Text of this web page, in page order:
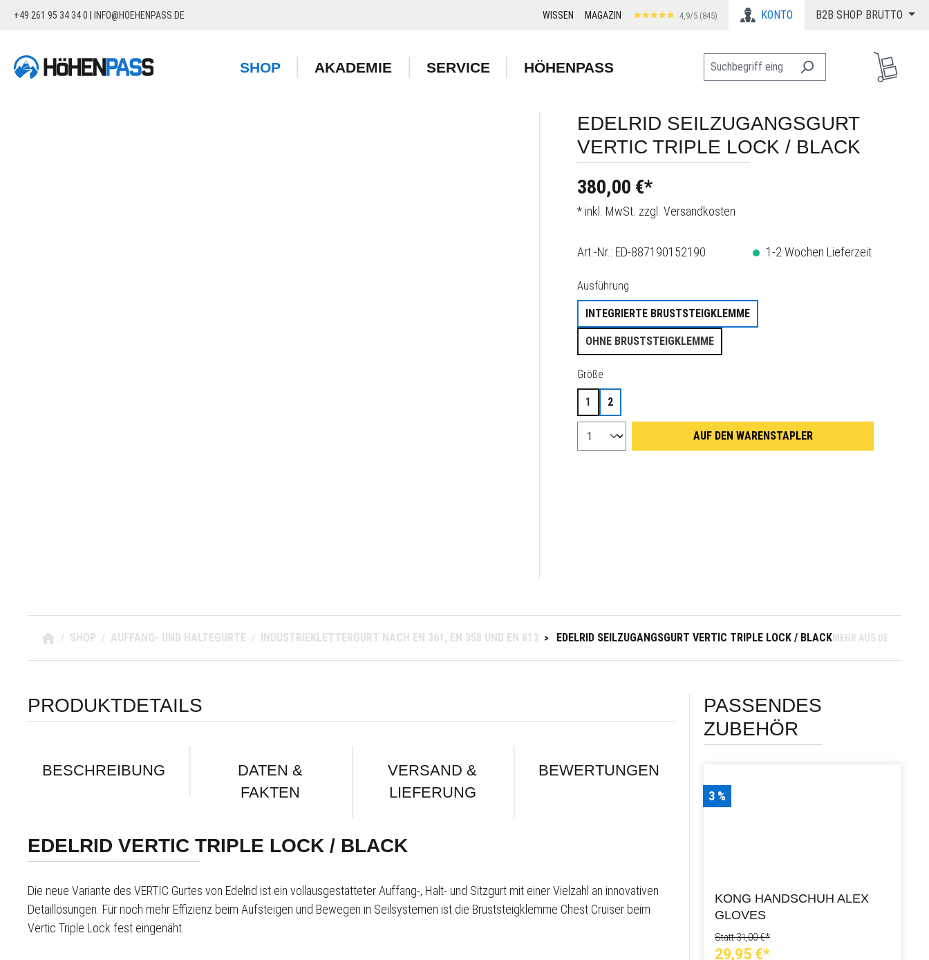
Zur Hauptnavigation springen
+49 261 95 34 34 0 | INFO@HOEHENPASS.DE WISSEN MAGAZIN 4,9/5 (845) KONTO B2B SHOP BRUTTO
SHOP AKADEMIE SERVICE HÖHENPASS
EDELRID SEILZUGANGSGURT
VERTIC TRIPLE LOCK / BLACK
380,00 €*
* inkl. MwSt. zzgl. Versandkosten
Art.-Nr.: ED-887190152190 1-2 Wochen Lieferzeit
Ausführungauswählen
INTEGRIERTE BRUSTSTEIGKLEMME
OHNE BRUSTSTEIGKLEMME
Größeauswählen
1 2
AUF DEN WARENSTAPLER
/ SHOP / AUFFANG- UND HALTEGURTE / INDUSTRIEKLETTERGURT NACH EN 361, EN 358 UND EN 813 > EDELRID SEILZUGANGSGURT VERTIC TRIPLE LOCK / BLACKMEHR AUS DER
PRODUKTDETAILS
BESCHREIBUNG
DATEN &
FAKTEN
VERSAND &
LIEFERUNG
BEWERTUNGEN
EDELRID VERTIC TRIPLE LOCK / BLACK
Die neue Variante des VERTIC Gurtes von Edelrid ist ein vollausgestatteter Auffang-, Halt- und Sitzgurt mit einer Vielzahl an innovativen
Detaillösungen. Für noch mehr Effizienz beim Aufsteigen und Bewegen in Seilsystemen ist die Bruststeigklemme Chest Cruiser beim
Vertic Triple Lock fest eingenäht.
PASSENDES
ZUBEHÖR
3 %
KONG HANDSCHUH ALEX
GLOVES
Statt 31,00 €*
29,95 €*